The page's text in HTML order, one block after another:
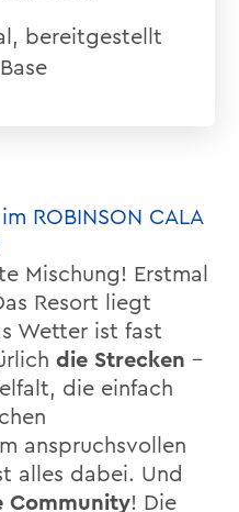
bereitgestellt
ROBINSON CALA
Mischung! Erstmal
Resort liegt
Wetter ist fast
die Strecken –
die einfach
anspruchsvollen
alles dabei. Und
Community! Die